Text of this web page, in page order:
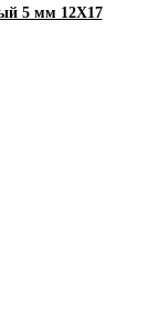
5 мм 12X17